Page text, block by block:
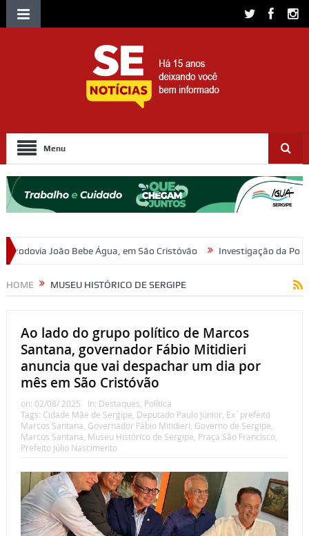
Menu
em São Cristóvão Investigação da Polícia Civil resulta em
HOME MUSEU HISTÓRICO DE SERGIPE
Ao lado do grupo político de Marcos
Santana, governador Fábio Mitidieri
anuncia que vai despachar um dia por
mês em São Cristóvão
on: 02/08/ 2025 In: Destaques, Política
Tags: Cidade Mãe de Sergipe, Deputado Paulo Júnior, Ex´prefeito
Marcos Santana, Governador Fábio Mitidieri, Governo de Sergipe,
Marcos Santana, Museu Histórico de Sergipe, Praça São Francisco,
Prefeito Júlio Nascimento